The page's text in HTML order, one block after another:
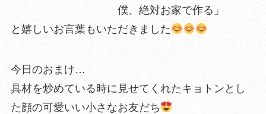
僕、絶対お家で作る」
と嬉しいお言葉もいただきました
今日のおまけ…
具材を炒めている時に見せてくれたキョトンとし
た顔の可愛いい小さなお友だち